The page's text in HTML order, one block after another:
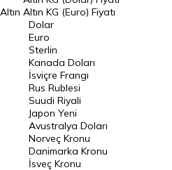
Euro Kuru
Pound Kuru
Frank Kuru
Riyal Kuru
Avustralya Doları
Danimarka Kronu Kuru
Kanada Doları Kuru
Altın Altın KG (Euro) Fiyatı
Dolar
Euro
Sterlin
Kanada Doları
İsviçre Frangı
Rus Rublesi
Suudi Riyali
Japon Yeni
Avustralya Doları
Norveç Kronu
Danimarka Kronu
İsveç Kronu